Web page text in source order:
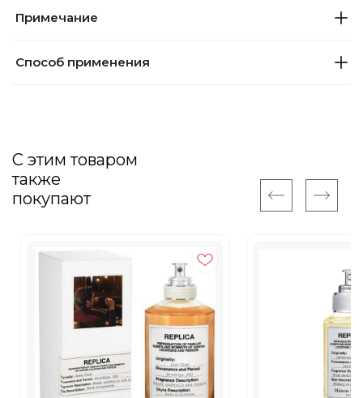
Примечание
Способ применения
С этим товаром
также
покупают